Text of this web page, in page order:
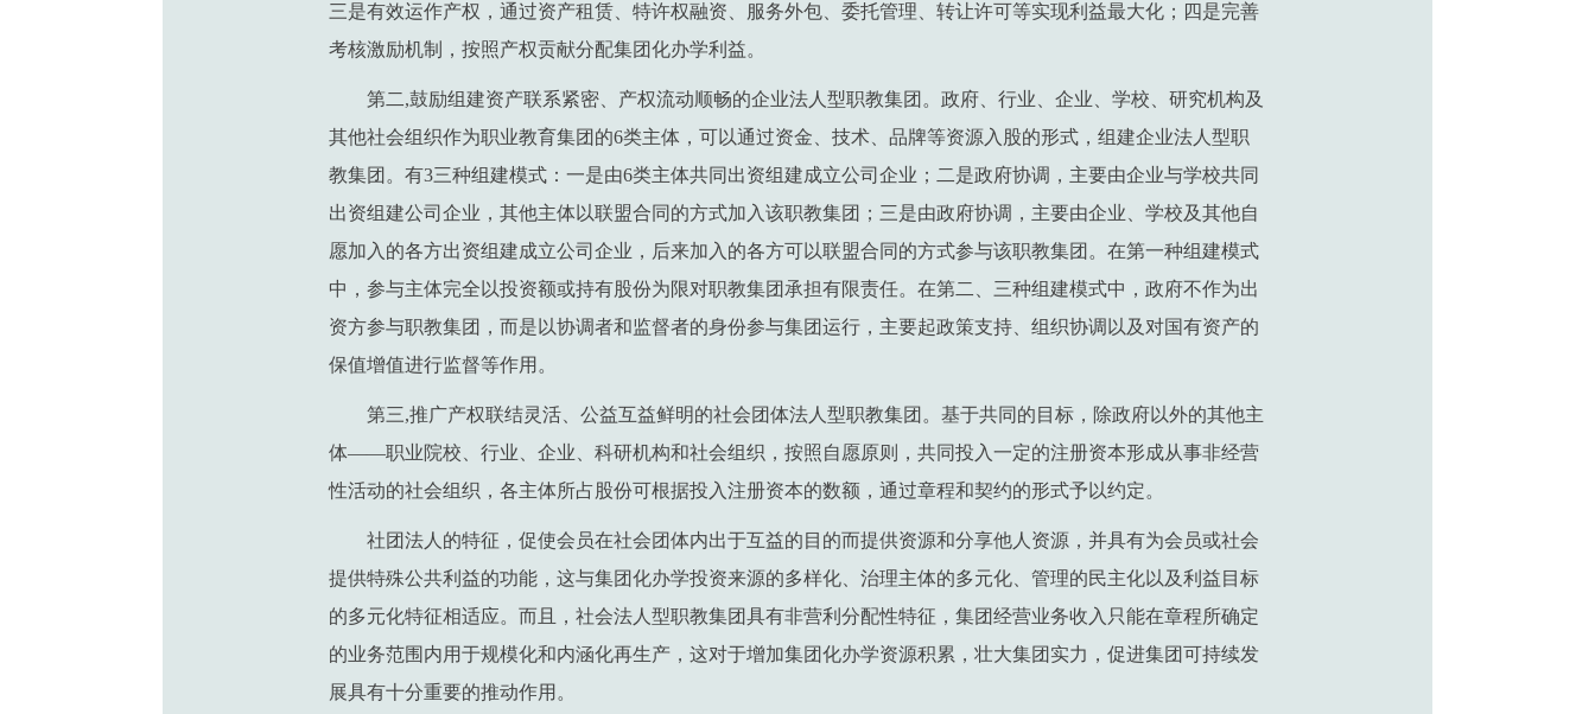
三是有效运作产权，通过资产租赁、特许权融资、服务外包、委托管理、转让许可等实现利益最大化；四是完善
考核激励机制，按照产权贡献分配集团化办学利益。
第二,鼓励组建资产联系紧密、产权流动顺畅的企业法人型职教集团。政府、行业、企业、学校、研究机构及
其他社会组织作为职业教育集团的6类主体，可以通过资金、技术、品牌等资源入股的形式，组建企业法人型职
教集团。有3三种组建模式：一是由6类主体共同出资组建成立公司企业；二是政府协调，主要由企业与学校共同
出资组建公司企业，其他主体以联盟合同的方式加入该职教集团；三是由政府协调，主要由企业、学校及其他自
愿加入的各方出资组建成立公司企业，后来加入的各方可以联盟合同的方式参与该职教集团。在第一种组建模式
中，参与主体完全以投资额或持有股份为限对职教集团承担有限责任。在第二、三种组建模式中，政府不作为出
资方参与职教集团，而是以协调者和监督者的身份参与集团运行，主要起政策支持、组织协调以及对国有资产的
保值增值进行监督等作用。
第三,推广产权联结灵活、公益互益鲜明的社会团体法人型职教集团。基于共同的目标，除政府以外的其他主
体——职业院校、行业、企业、科研机构和社会组织，按照自愿原则，共同投入一定的注册资本形成从事非经营
性活动的社会组织，各主体所占股份可根据投入注册资本的数额，通过章程和契约的形式予以约定。
社团法人的特征，促使会员在社会团体内出于互益的目的而提供资源和分享他人资源，并具有为会员或社会
提供特殊公共利益的功能，这与集团化办学投资来源的多样化、治理主体的多元化、管理的民主化以及利益目标
的多元化特征相适应。而且，社会法人型职教集团具有非营利分配性特征，集团经营业务收入只能在章程所确定
的业务范围内用于规模化和内涵化再生产，这对于增加集团化办学资源积累，壮大集团实力，促进集团可持续发
展具有十分重要的推动作用。